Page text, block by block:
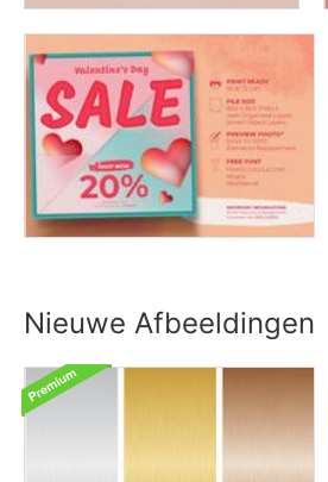
Nieuwe Afbeeldingen